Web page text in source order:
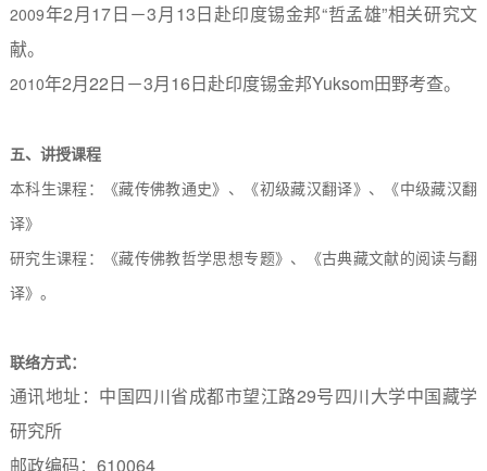
2009年2月17日－3月 13日赴印度锡金邦“哲孟雄”相关研究文
献。
2010年2月22日－3月16日赴印度锡金邦Yuksom田野考查。
五、讲授课程
本科生课程：《藏传佛教通史》、《初级藏汉翻译》、《中级藏汉翻
译》
研究生课程：《藏传佛教哲学思想专题》、《古典藏文献的阅读与翻
译》。
联络方式：
通讯地址：中国四川省成都市望江路29号四川大学中国藏学
研究所
邮政编码： 610064